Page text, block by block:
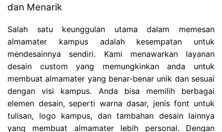
dan Menarik
Salah satu keunggulan utama dalam memesan
almamater kampus adalah kesempatan untuk
mendesainnya sendiri. Kami menawarkan layanan
desain custom yang memungkinkan anda untuk
membuat almamater yang benar-benar unik dan sesuai
dengan visi kampus. Anda bisa memilih berbagai
elemen desain, seperti warna dasar, jenis font untuk
tulisan, logo kampus, dan tambahan desain lainnya
yang membuat almamater lebih personal. Dengan